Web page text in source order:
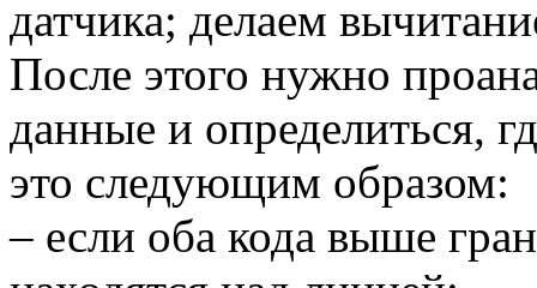
датчика; делаем
После этого нужно
данные и определиться,
это следующим образом:
– если оба кода выше